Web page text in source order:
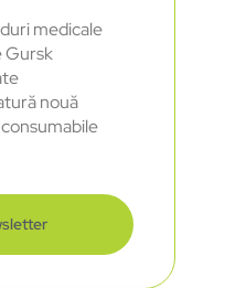
medicale
Gursk
nouă